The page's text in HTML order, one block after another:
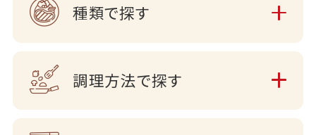
種類で探す
調理方法で探す